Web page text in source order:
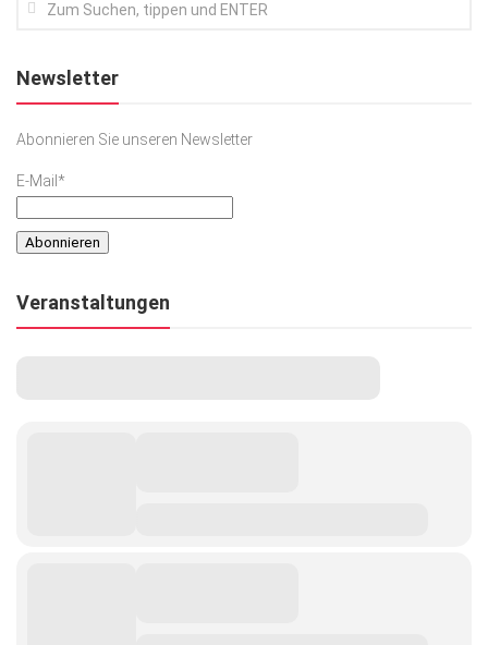
Top Branchen
Newsletter
Abonnieren Sie unseren Newsletter
E-Mail*
Veranstaltungen